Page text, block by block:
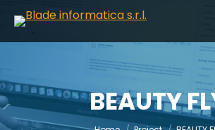
BEAUTY
You are here: